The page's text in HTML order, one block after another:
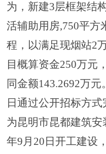
为，新建3层框架结
活辅助用房,750平方
程，以满足现烟站2
目概算资金250万元
同金额143.2692万
日通过公开招标方
为昆明市昆都建筑
年9月20日开工建设